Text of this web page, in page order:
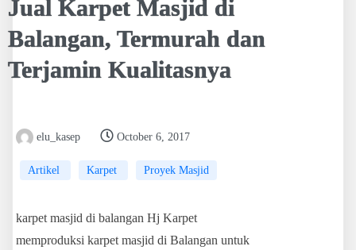
Jual Karpet Masjid di
Balangan, Termurah dan
Terjamin Kualitasnya
elu_kasep October 6, 2017
Artikel Karpet Proyek Masjid
karpet masjid di balangan Hj Karpet
memproduksi karpet masjid di Balangan untuk